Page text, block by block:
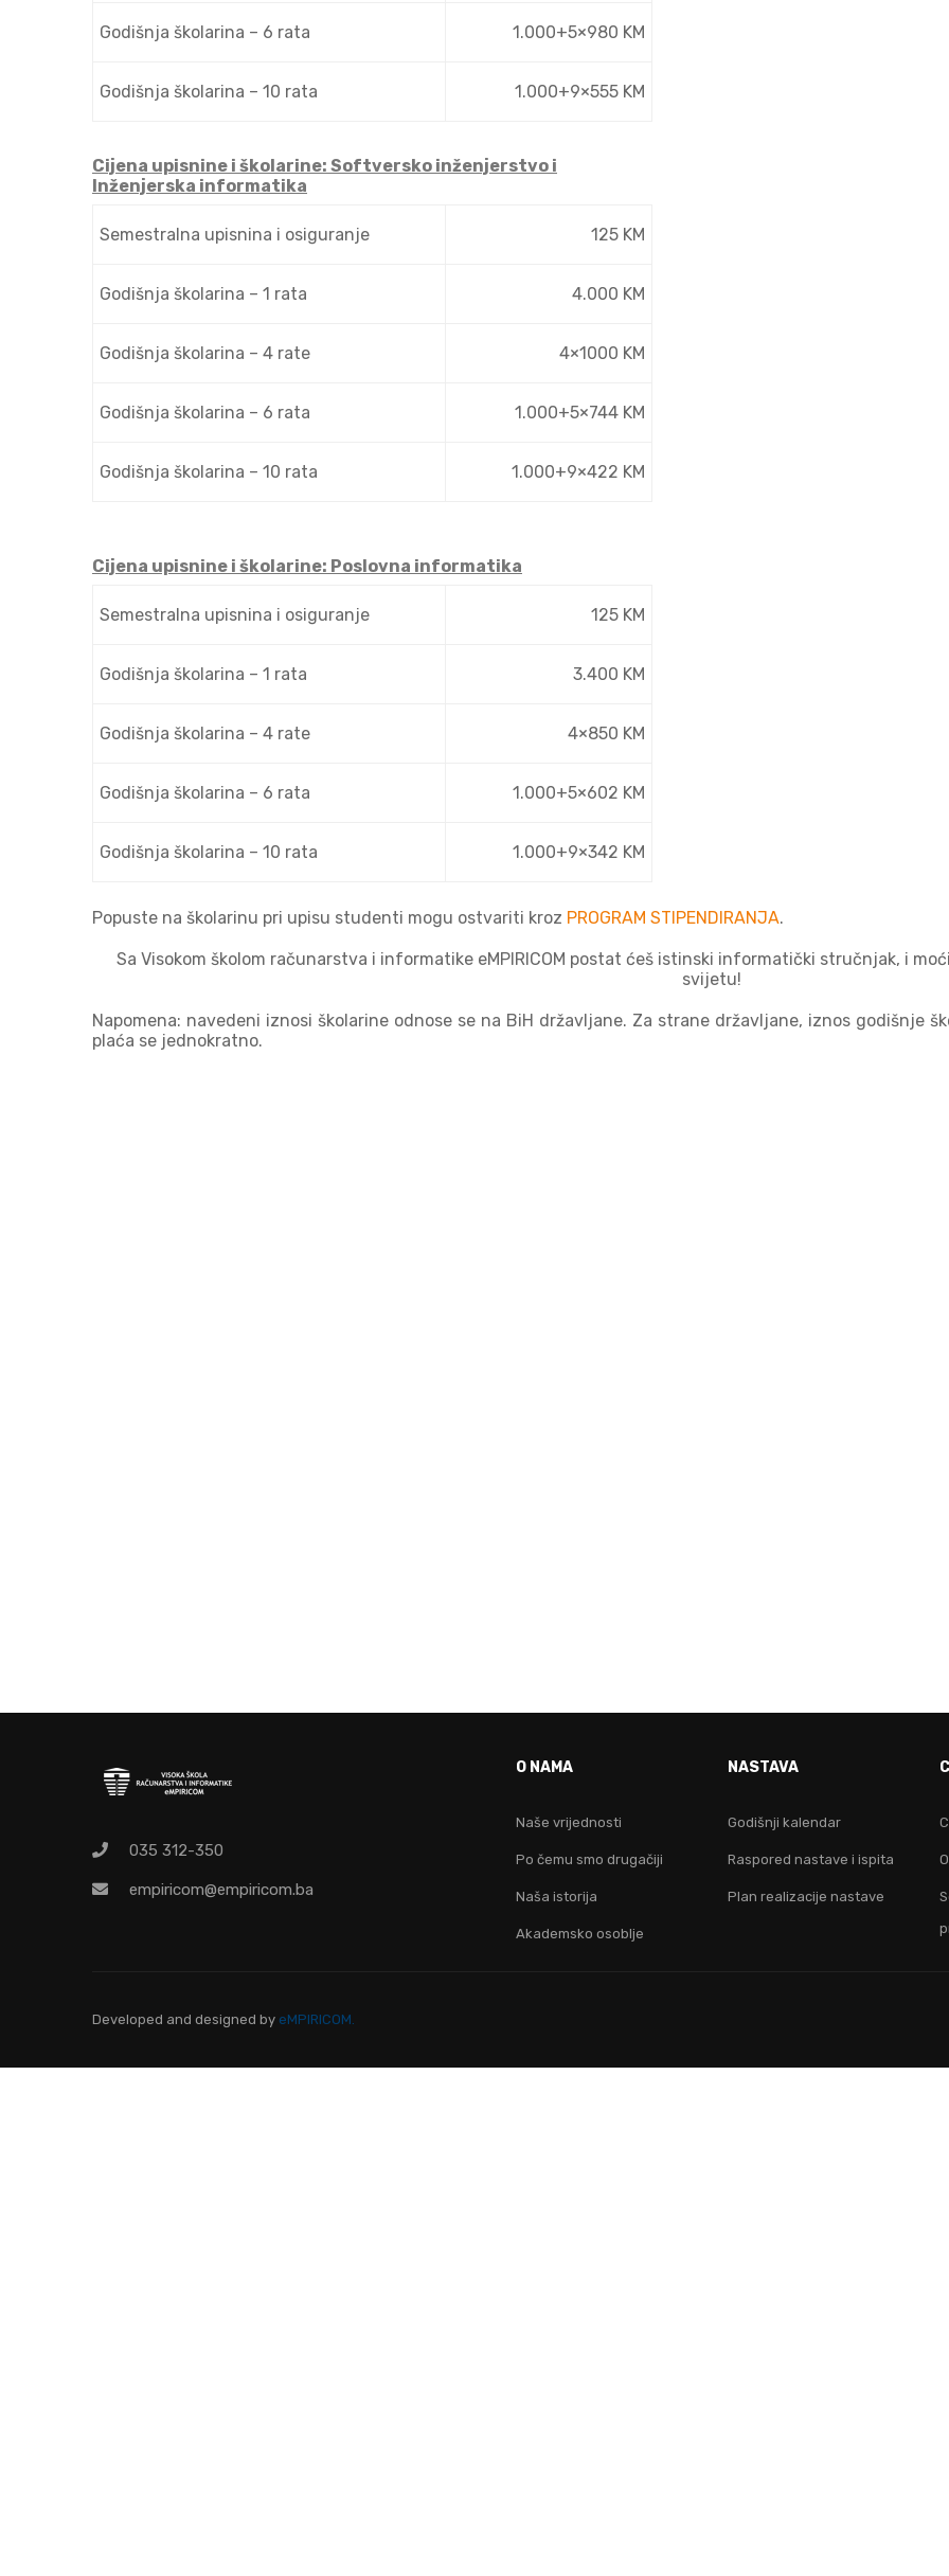
Godišnja školarina – 6 rata 1.000+5×980 KM
Godišnja školarina – 10 rata 1.000+9×555 KM
Cijena upisnine i školarine: Softversko inženjerstvo i
Inženjerska informatika
Semestralna upisnina i osiguranje 125 KM
Godišnja školarina – 1 rata 4.000 KM
Godišnja školarina – 4 rate 4×1000 KM
Godišnja školarina – 6 rata 1.000+5×744 KM
Godišnja školarina – 10 rata 1.000+9×422 KM
Cijena upisnine i školarine: Poslovna informatika
Semestralna upisnina i osiguranje 125 KM
Godišnja školarina – 1 rata 3.400 KM
Godišnja školarina – 4 rate 4×850 KM
Godišnja školarina – 6 rata 1.000+5×602 KM
Godišnja školarina – 10 rata 1.000+9×342 KM
Popuste na školarinu pri upisu studenti mogu ostvariti kroz PROGRAM STIPENDIRANJA.
Sa Visokom školom računarstva i informatike eMPIRICOM postat ćeš istinski informatički stručnjak, i
svijetu!
Napomena: navedeni iznosi školarine odnose se na BiH državljane. Za strane državljane, iznos godišnje
plaća se jednokratno.
035 312-350
empiricom@empiricom.ba
O NAMA
Naše vrijednosti
Po čemu smo drugačiji
Naša istorija
Akademsko osoblje
NASTAVA
Godišnji kalendar
Raspored nastave i ispita
Plan realizacije nastave
Developed and designed by eMPIRICOM.
OVO JE FAKULTET ZA